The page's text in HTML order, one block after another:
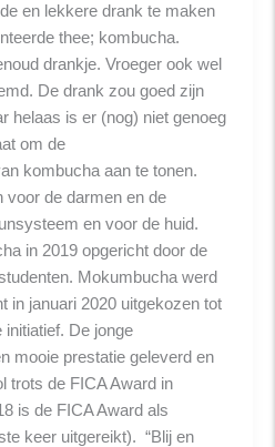
en lekkere drank te maken
thee; kombucha.
drankje. Vroeger ook wel
De drank zou goed zijn
helaas is er (nog) niet genoeg
om de
kombucha aan te tonen.
voor de darmen en de
en voor de huid.
in 2019 opgericht door de
Mokumbucha werd
in januari 2020 uitgekozen tot
initiatief. De jonge
mooie prestatie geleverd en
trots de FICA Award in
is de FICA Award als
keer uitgereikt). “Blij en